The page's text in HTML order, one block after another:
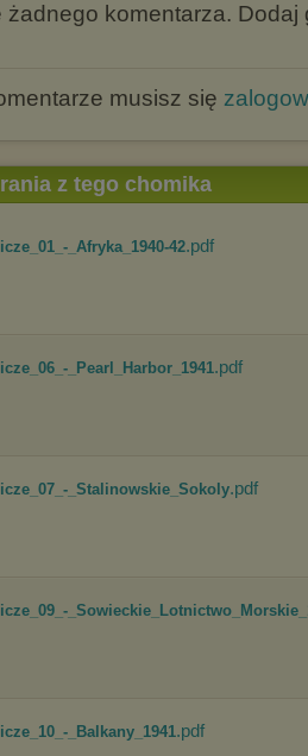
żadnego komentarza. Dodaj
musisz się
z tego chomika
_Afryka_1940-42.pdf
_Pearl_Harbor_1941.pdf
_Stalinowskie_Sokoly.pdf
_Balkany_1941.pdf